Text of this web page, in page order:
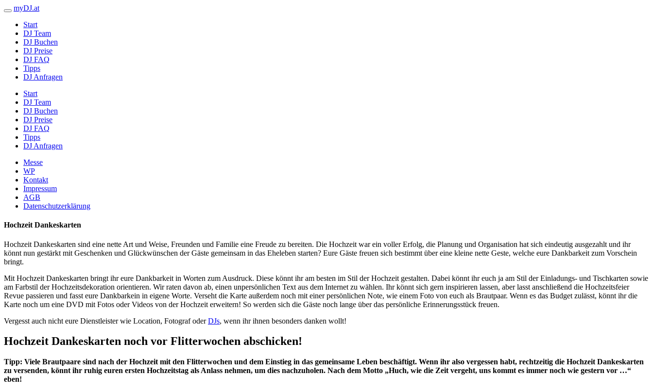
myDJ.at
Start
DJ Team
DJ Buchen
DJ Preise
DJ FAQ
Tipps
DJ Anfragen
Start
DJ Team
DJ Buchen
DJ Preise
DJ FAQ
Tipps
DJ Anfragen
Messe
WP
Kontakt
Impressum
AGB
Datenschutzerklärung
Hochzeit Dankeskarten
Hochzeit Dankeskarten sind eine nette Art und Weise, Freunden und Familie eine Freude zu bereiten. Die Hochzeit war ein voller Erfolg, die Planung und Organisation hat sich eindeutig ausgezahlt und ihr
könnt nun gestärkt mit Geschenken und Glückwünschen der Gäste gemeinsam in das Eheleben starten? Eure Gäste freuen sich bestimmt über eine kleine nette Geste, welche eure Dankbarkeit zum Vorschein
bringt.
Mit Hochzeit Dankeskarten bringt ihr eure Dankbarkeit in Worten zum Ausdruck. Diese könnt ihr am besten im Stil der Hochzeit gestalten. Dabei könnt ihr euch ja am Stil der Einladungs- und Tischkarten sowie
am Farbstil der Hochzeitsdekoration orientieren. Wir raten davon ab, einen unpersönlichen Text aus dem Internet zu wählen. Ihr könnt sich gern inspirieren lassen, aber lasst anschließend die Hochzeitsfeier
Revue passieren und fasst eure Dankbarkein in eigene Worte. Verseht die Karte außerdem noch mit einer persönlichen Note, wie einem Foto von euch als Brautpaar. Wenn es das Budget zulässt, könnt ihr die
Karte noch um eine DVD mit Fotos oder Videos von der Hochzeit erweitern! So werden sich die Gäste noch lange über das persönliche Erinnerungsstück freuen.
Vergesst auch nicht eure Dienstleister wie Location, Fotograf oderDJs, wenn ihr ihnen besonders danken wollt!
Hochzeit Dankeskarten noch vor Flitterwochen abschicken!
Tipp: Viele Brautpaare sind nach der Hochzeit mit den Flitterwochen und dem Einstieg in das gemeinsame Leben beschäftigt. Wenn ihr also vergessen habt, rechtzeitig die Hochzeit Dankeskarten
zu versenden, könnt ihr ruhig euren ersten Hochzeitstag als Anlass nehmen, um dies nachzuholen. Nach dem Motto „Huch, wie die Zeit vergeht, uns kommt es immer noch wie gestern vor …“
eben!